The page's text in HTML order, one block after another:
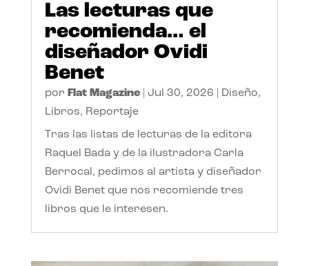
Las lecturas que
recomienda… el
diseñador Ovidi
Benet
por Flat Magazine| Jul 30, 2026 Diseño,
Libros, Reportaje
Tras las listas de lecturas de la editora
Raquel Bada y de la ilustradora Carla
Berrocal, pedimos al artista y diseñador
Ovidi Benet que nos recomiende tres
libros que le interesen.